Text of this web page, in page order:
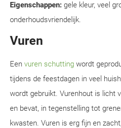
Eigenschappen: gele kleur, veel
onderhoudsvriendelijk.
Vuren
Een vuren schutting wordt
tijdens de feestdagen in veel
wordt gebruikt. Vurenhout is licht
en bevat, in tegenstelling tot
kwasten. Vuren is erg fijn en